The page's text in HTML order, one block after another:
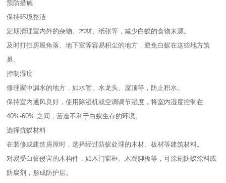
预防措施
保持环境整洁
定期清理室内外的杂物、木材、纸张等，减少白蚁的食物来源。
及时打扫房屋角落、地下室等容易积尘的地方，避免白蚁在这些地方筑
巢。
控制湿度
修理家中漏水的地方，如水管、水龙头、屋顶等，防止积水。
保持室内通风良好，使用除湿机或空调调节湿度，将室内湿度控制在
40%-60% 之间，营造不利于白蚁生存的环境。
选择抗蚁材料
在装修或建造房屋时，选择经过防蚁处理的木材、板材等建筑材料。
对易受白蚁侵害的木构件，如木门窗框、木踢脚板等，可涂刷防蚁涂料或
防腐剂，形成防护层。